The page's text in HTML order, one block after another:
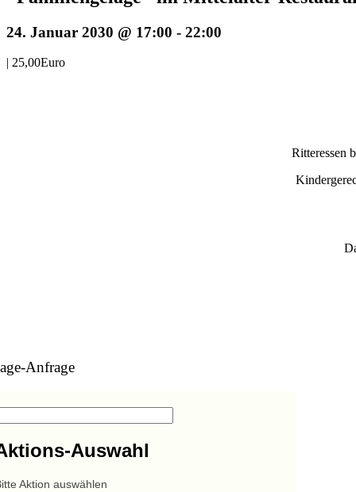
24. Januar 2030 @ 17:00 - 22:00
| 25,00Euro
Ritteressen
Anfrage
Auswahl
Aktion auswählen